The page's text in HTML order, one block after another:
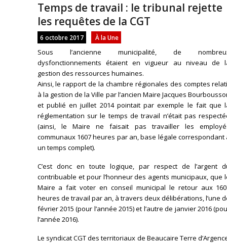
Temps de travail : le tribunal rejette
les requêtes de la CGT
6 octobre 2017 À la Une
Sous l’ancienne municipalité, de
dysfonctionnements étaient en vigueur au niveau de
gestion des ressources humaines.
Ainsi, le rapport de la chambre régionales des comptes
à la gestion de la Ville par l’ancien Maire Jacques
et publié en juillet 2014 pointait par exemple le fait que
réglementation sur le temps de travail n’était pas
(ainsi, le Maire ne faisait pas travailler les
communaux 1607 heures par an, base légale correspondant
un temps complet).
C’est donc en toute logique, par respect de l’argent
contribuable et pour l’honneur des agents municipaux, que
Maire a fait voter en conseil municipal le retour aux
heures de travail par an, à travers deux délibérations, l’une
février 2015 (pour l’année 2015) et l’autre de janvier 2016
l’année 2016).
Le syndicat CGT des territoriaux de Beaucaire Terre